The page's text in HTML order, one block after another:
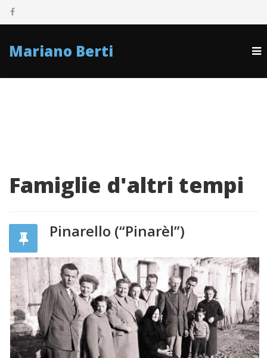
Mariano Berti
Famiglie d'altri tempi
Pinarello (“Pinarèl”)